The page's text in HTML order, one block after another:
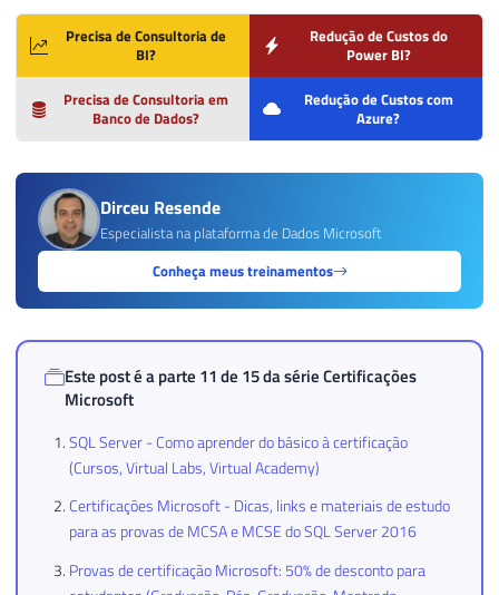
Precisa de Consultoria de
BI?
Redução de Custos do
Power BI?
Precisa de Consultoria em
Banco de Dados?
Redução de Custos com
Azure?
Dirceu Resende
Especialista na plataforma de Dados Microsoft
Conheça meus treinamentos
Este post é a parte 11 de 15 da sérieCertificações
Microsoft
SQL Server - Como aprender do básico à certificação
(Cursos, Virtual Labs, Virtual Academy)
Certificações Microsoft - Dicas, links e materiais de estudo
para as provas de MCSA e MCSE do SQL Server 2016
Provas de certificação Microsoft: 50% de desconto para